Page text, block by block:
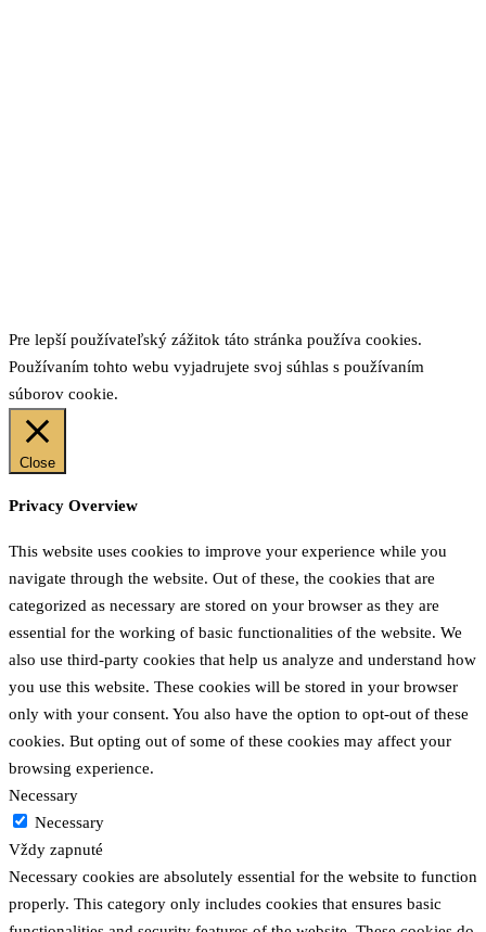
Pre lepší používateľský zážitok táto stránka používa cookies.
Používaním tohto webu vyjadrujete svoj súhlas s používaním
súborov cookie.
Close
Privacy Overview
This website uses cookies to improve your experience while you
navigate through the website. Out of these, the cookies that are
categorized as necessary are stored on your browser as they are
essential for the working of basic functionalities of the website. We
also use third-party cookies that help us analyze and understand how
you use this website. These cookies will be stored in your browser
only with your consent. You also have the option to opt-out of these
cookies. But opting out of some of these cookies may affect your
browsing experience.
Necessary
Necessary
Vždy zapnuté
Necessary cookies are absolutely essential for the website to function
properly. This category only includes cookies that ensures basic